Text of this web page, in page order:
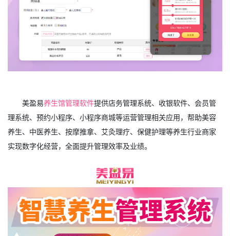
美盈易养生馆管理软件提供店务管理系统、收银软件、会员管
理系统、预约小程序、小程序商城等运营管理相关应用，帮助美容
养生、中医养生、按摩推拿、艾灸理疗、保健护理等养生行业商家
实现数字化经营，全面提升管理效率及业绩。